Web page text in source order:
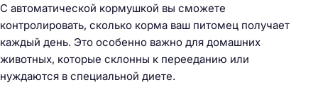
С автоматической кормушкой вы сможете
контролировать, сколько корма ваш питомец получает
каждый день. Это особенно важно для домашних
животных, которые склонны к перееданию или
нуждаются в специальной диете.